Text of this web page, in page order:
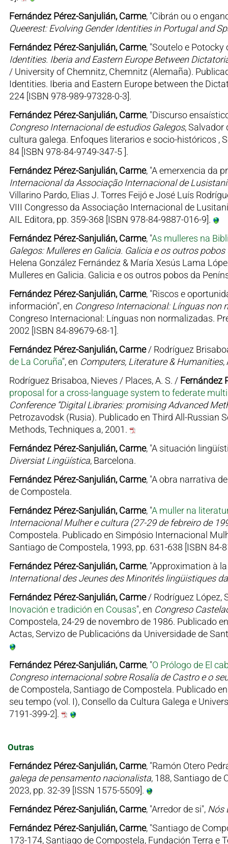
Fernández Pérez-Sanjulián, Carme, "Cibrán ou o
Queerest: Evolving Gender Identities in Portugal and
Fernández Pérez-Sanjulián, Carme, "Soutelo e
Identities. Iberia and Eastern Europe Between
/ University of Chemnitz, Chemnitz (Alemaña).
Identities. Iberia and Eastern Europe between the
224 [ISBN 978-989-97328-0-3].
Fernández Pérez-Sanjulián, Carme, "Discurso
Congreso Internacional de estudios Galegos, Salvador
cultura galega. Enfoques literarios e socio-históricos ,
84 [ISBN 978-84-9749-347-5 ].
Fernández Pérez-Sanjulián, Carme, "A emerxencia da
Internacional da Associação Internacional de
Villarino Pardo, Elias J. Torres Feijó e José Luís
VIII Congresso da Associaçâo Internacional de
AIL Editora, pp. 359-368 [ISBN 978-84-9887-016-9].
Fernández Pérez-Sanjulián, Carme, "As mulleres na
Galegos: Mulleres en Galicia. Galicia e os outros
Helena González Fernández & María Xesús Lama
Mulleres en Galicia. Galicia e os outros pobos da
Fernández Pérez-Sanjulián, Carme, "Riscos e
información", en Congreso Internacional: Línguas non
Congreso Internacional: Línguas non normalizadas.
2002 [ISBN 84-89679-68-1].
Fernández Pérez-Sanjulián, Carme/ Rodríguez
de La Coruña", en Computers, Literature & Humanities,
Rodríguez Brisaboa, Nieves / Places, A. S. / Fernández
proposal for a cross-language system to federate
Conference “Digital Libraries: promising Advanced
Petrozavodsk (Rusia). Publicado en Third All-Russian
Methods, Techniques a, 2001.
Fernández Pérez-Sanjulián, Carme, "A situación
Diversiat Lingüística, Barcelona.
Fernández Pérez-Sanjulián, Carme, "A obra narrativa
de Compostela.
Fernández Pérez-Sanjulián, Carme, "A muller na
Internacional Mulher e cultura (27-29 de febreiro de
Compostela. Publicado en Simpósio Internacional
Santiago de Compostela, 1993, pp. 631-638 [ISBN 84-
Fernández Pérez-Sanjulián, Carme, "Approximation à
International des Jeunes des Minorités lingüistiques
Fernández Pérez-Sanjulián, Carme/ Rodríguez López,
Inovación e tradición en Cousas", en Congreso
Compostela, 24-29 de novembro de 1986. Publicado
Actas, Servizo de Publicacións da Universidade de
Fernández Pérez-Sanjulián, Carme, "O Prólogo de El
Congreso internacional sobre Rosalía de Castro e o
de Compostela, Santiago de Compostela. Publicado
seu tempo (vol. I), Consello da Cultura Galega e
7191-399-2].
Outras
Fernández Pérez-Sanjulián, Carme, "Ramón Otero
galega de pensamento nacionalista, 188, Santiago de
2023, pp. 32-39 [ISSN 1575-5509].
Fernández Pérez-Sanjulián, Carme, "Arredor de si", Nós
Fernández Pérez-Sanjulián, Carme, "Santiago de
173-174, Santiago de Compostela, Fundación Terra e